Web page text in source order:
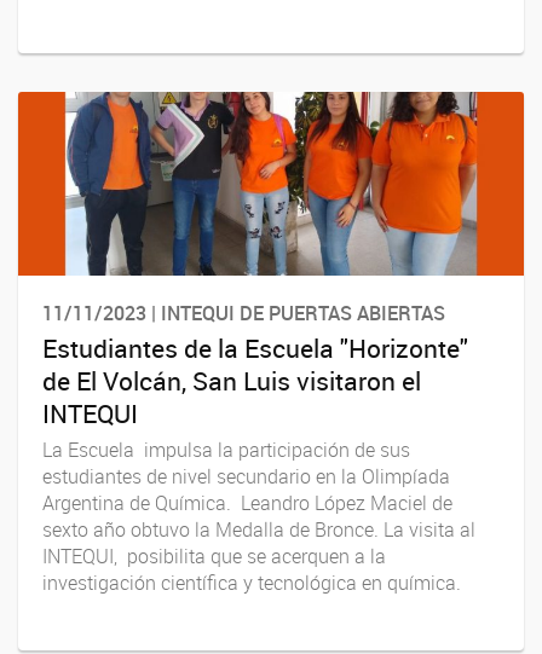
11/11/2023 | INTEQUI DE PUERTAS ABIERTAS
Estudiantes de la Escuela "Horizonte"
de El Volcán, San Luis visitaron el
INTEQUI
La Escuela impulsa la participación de sus
estudiantes de nivel secundario en la Olimpíada
Argentina de Química. Leandro López Maciel de
sexto año obtuvo la Medalla de Bronce. La visita al
INTEQUI, posibilita que se acerquen a la
investigación científica y tecnológica en química.